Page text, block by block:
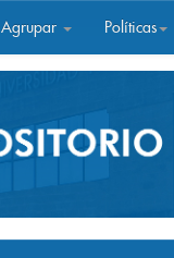
Agrupar Políticas